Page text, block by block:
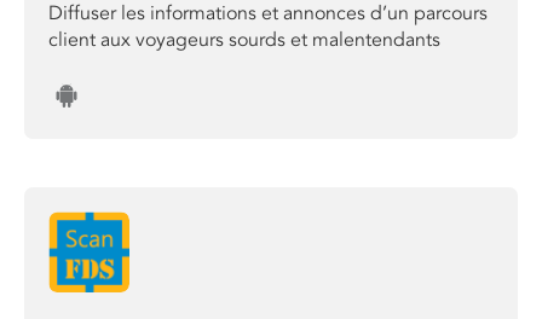
Diffuser les informations et annonces d’un parcours
client aux voyageurs sourds et malentendants